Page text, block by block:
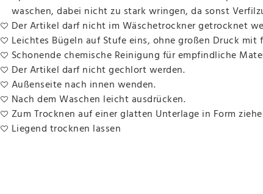
waschen, dabei nicht zu stark wringen, da sonst
Der Artikel darf nicht im Wäschetrockner getrocknet
Leichtes Bügeln auf Stufe eins, ohne großen Druck
Schonende chemische Reinigung für empfindliche
Der Artikel darf nicht gechlort werden.
Außenseite nach innen wenden.
Nach dem Waschen leicht ausdrücken.
Zum Trocknen auf einer glatten Unterlage in Form
Liegend trocknen lassen